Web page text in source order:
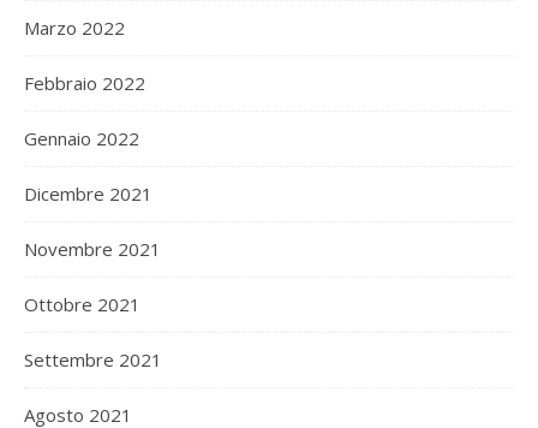
Marzo 2022
Febbraio 2022
Gennaio 2022
Dicembre 2021
Novembre 2021
Ottobre 2021
Settembre 2021
Agosto 2021